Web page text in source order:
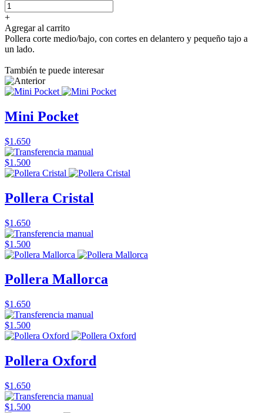
+
Agregar al carrito
Pollera corte medio/bajo, con cortes en delantero y pequeño tajo a
un lado.
También te puede interesar
Mini Pocket
$1.650
$1.500
Pollera Cristal
$1.650
$1.500
Pollera Mallorca
$1.650
$1.500
Pollera Oxford
$1.650
$1.500